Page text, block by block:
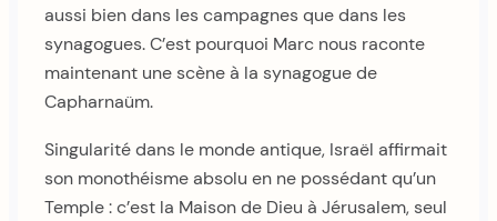
aussi bien dans les campagnes que dans les
synagogues. C’est pourquoi Marc nous raconte
maintenant une scène à la synagogue de
Capharnaüm.
Singularité dans le monde antique, Israël affirmait
son monothéisme absolu en ne possédant qu’un
Temple : c’est la Maison de Dieu à Jérusalem, seul